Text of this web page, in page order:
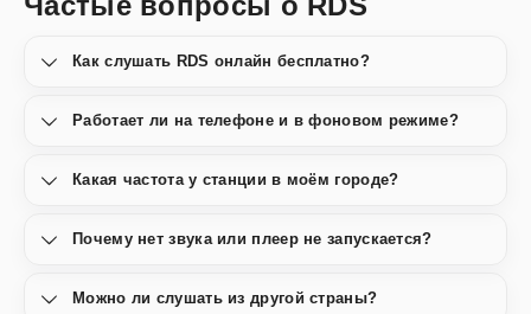
Как слушать RDS онлайн бесплатно?
Работает ли на телефоне и в фоновом режиме?
Какая частота у станции в моём городе?
Почему нет звука или плеер не запускается?
Можно ли слушать из другой страны?